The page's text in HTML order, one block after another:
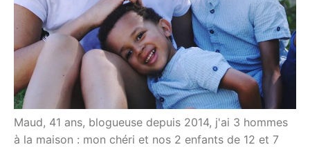
Maud, 41 ans, blogueuse depuis 2014, j'ai 3 hommes
à la maison : mon chéri et nos 2 enfants de 12 et 7